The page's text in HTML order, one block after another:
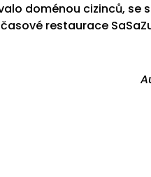
doménou cizinců, se
restaurace